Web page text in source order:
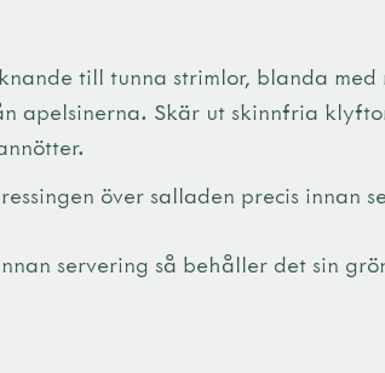
till tunna strimlor, blanda med
apelsinerna. Skär ut skinnfria
över salladen precis innan
servering så behåller det sin